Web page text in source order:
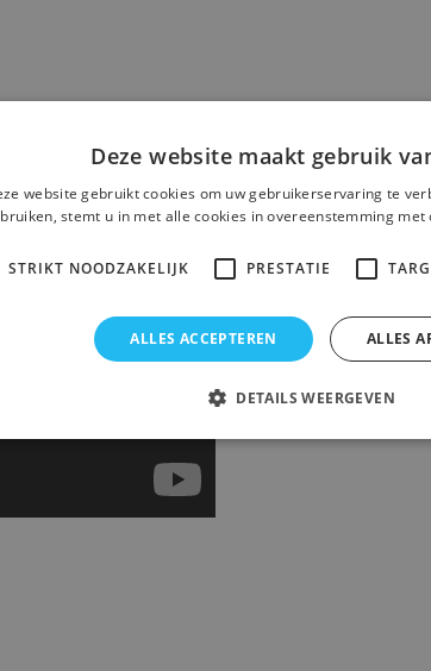
Deze website maakt gebruik
website gebruikt cookies om uw gebruikerservaring te
stemt u in met alle cookies in overeenstemming met
STRIKT NOODZAKELIJK PRESTATIE
ALLES ACCEPTEREN ALLES
DETAILS WEERGEVEN